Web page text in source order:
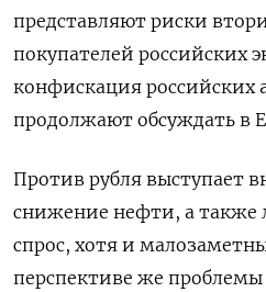
представляют риски
покупателей российских
конфискация российских
продолжают обсуждать в
Против рубля выступает
снижение нефти, а также
спрос, хотя и
перспективе же проблемы